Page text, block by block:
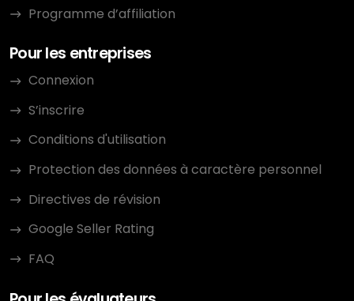
Programme d’affiliation
Pour les entreprises
Connexion
S’inscrire
Conditions d'utilisation
Protection des données à caractère personnel
Directives de révision
Google Seller Rating
FAQ